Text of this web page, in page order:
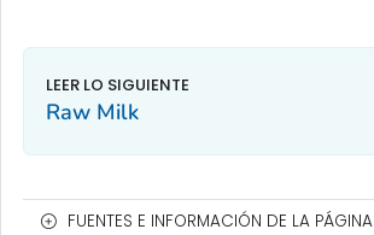
Raw Milk
FUENTES E INFORMACIÓN DE LA PÁGINA